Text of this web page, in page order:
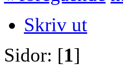
Skriv ut
Sidor: [1]